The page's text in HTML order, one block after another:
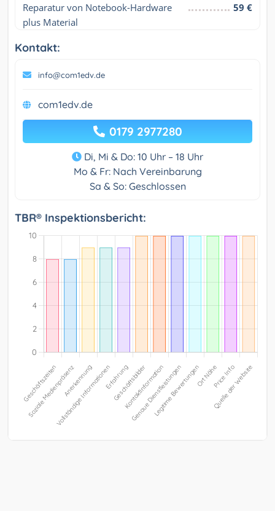
Reparatur von Notebook-Hardware
plus Material
59 €
Kontakt:
info@com1edv.de
com1edv.de
0179 2977280
Di, Mi & Do: 10 Uhr – 18 Uhr
Mo & Fr: Nach Vereinbarung
Sa & So: Geschlossen
TBR® Inspektionsbericht: